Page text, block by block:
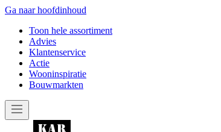
Ga naar hoofdinhoud
Toon hele assortiment
Advies
Klantenservice
Actie
Wooninspiratie
Bouwmarkten